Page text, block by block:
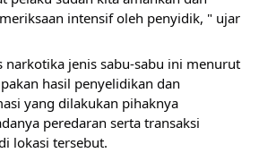
intensif oleh penyidik, " ujar
narkotika jenis sabu-sabu ini menurut
hasil penyelidikan dan
yang dilakukan pihaknya
peredaran serta transaksi
lokasi tersebut.